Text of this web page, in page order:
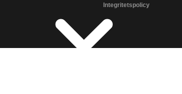
Tåg från Lissabon till Porto
Tåg från Madrid till Cordoba
Integritetspolicy